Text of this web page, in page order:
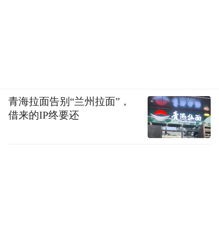
青海拉面告别“兰州拉面”，
借来的IP终要还